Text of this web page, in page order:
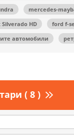
mercedes-
HD
ford f-
автомобили
( 8 )